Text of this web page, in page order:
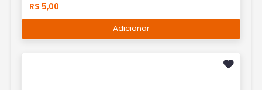
R$ 5,00
Adicionar